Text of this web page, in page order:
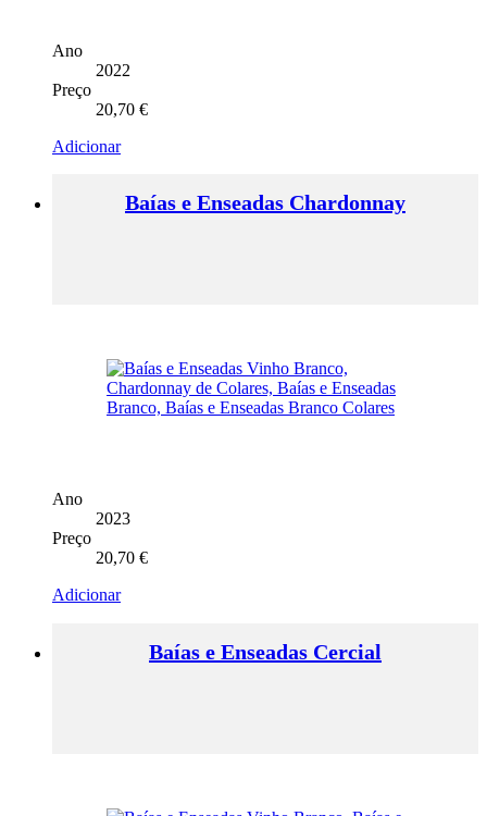
Ano
2022
Preço
20,70 €
Adicionar
Baías e Enseadas Chardonnay
Ano
2023
Preço
20,70 €
Adicionar
Baías e Enseadas Cercial